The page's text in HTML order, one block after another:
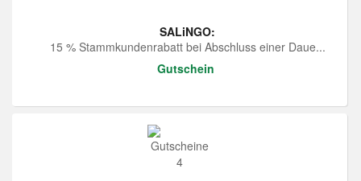
SALiNGO:
15 % Stammkundenrabatt bei Abschluss einer Daue...
Gutschein